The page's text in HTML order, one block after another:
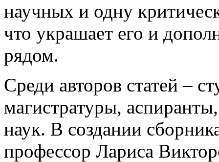
научных и одну
что украшает его и
рядом.
Среди авторов статей –
магистратуры,
наук. В создании
профессор Лариса